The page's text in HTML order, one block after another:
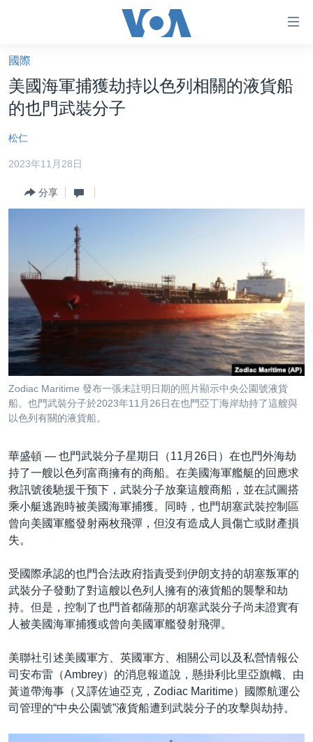
礙
鏈
接
跳
轉
內
跳
到
檢
索
美國大選2024
海外港人
美國
中國
國際
經貿
視頻
每日視頻新聞
VOA 60秒 (國際)
美國專訊
視頻存檔
YOUTUBE頻道
音頻
時事經緯
新聞音頻
海外港人
港人港心
美國透視
廣播節目表
關注我們
其他語言網站
國際
美國海軍捕獲劫持以色列相關的液貨船
的也門武裝分子
松仁
2023年11月28日
分享
Zodiac Maritime 發布一張未註明日期的照片顯示中央公園號液貨
船。也門武裝分子於2023年11月26日在也門亞丁海岸劫持了這艘與
以色列有關的液貨船。
華盛頓 — 也門武裝分子星期日（11月26日）在也門外海劫
持了一艘以色列富商擁有的商船。在美國海軍艦艇的回應求
救訊號後馳援干预下，武裝分子放棄這艘商船，並在試圖搭
乘小艇逃跑時被美國海軍捕獲。同時，也門胡塞武裝控制區
曾向美國軍艦發射兩枚飛彈，但沒有造成人員傷亡或財產損
失。
受國際承認的也門合法政府指責受到伊朗支持的胡塞叛軍的
武裝分子發動了對這艘以色列人擁有的液貨船的襲擊和劫
持。但是，控制了也門首都薩那的胡塞武裝分子尚未證實有
人被美國海軍捕獲或曾向美國軍艦發射飛彈。
美聯社引述美國軍方、英國軍方、相關公司以及私營情報公
司安布雷（Ambrey）的消息報道說，懸掛利比里亞旗幟、由
黃道帶海事（又譯佐迪亞克，Zodiac Maritime）國際航運公
司管理的“中央公園號”液貨船遭到武裝分子的攻擊與劫持。